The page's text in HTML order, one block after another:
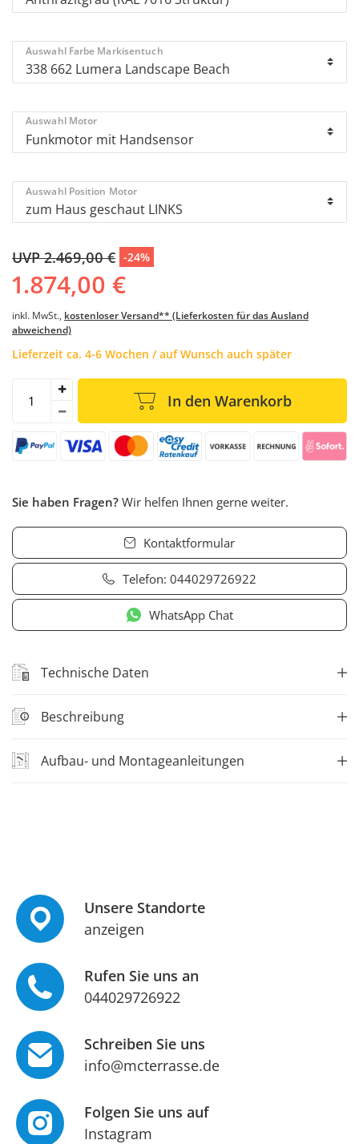
Auswahl Farbe Markisentuch
Auswahl Motor
Auswahl Position Motor
UVP 2.469,00 € -24%
1.874,00 €
inkl. MwSt., kostenloser Versand** (Lieferkosten für das Ausland
abweichend)
Lieferzeit ca. 4-6 Wochen / auf Wunsch auch später
In den Warenkorb
Sie haben Fragen? Wir helfen Ihnen gerne weiter.
Kontaktformular
Telefon: 044029726922
WhatsApp Chat
Technische Daten
Beschreibung
Aufbau- und Montageanleitungen
Unsere Standorte
anzeigen
Rufen Sie uns an
044029726922
Schreiben Sie uns
info@mcterrasse.de
Folgen Sie uns auf
Instagram